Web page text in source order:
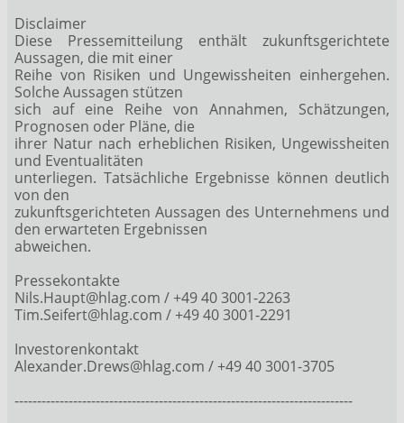
Disclaimer
Diese Pressemitteilung enthält zukunftsgerichtete
Aussagen, die mit einer
Reihe von Risiken und Ungewissheiten einhergehen.
Solche Aussagen stützen
sich auf eine Reihe von Annahmen, Schätzungen,
Prognosen oder Pläne, die
ihrer Natur nach erheblichen Risiken, Ungewissheiten
und Eventualitäten
unterliegen. Tatsächliche Ergebnisse können deutlich
von den
zukunftsgerichteten Aussagen des Unternehmens und
den erwarteten Ergebnissen
abweichen.
Pressekontakte
Nils.Haupt@hlag.com / +49 40 3001-2263
Tim.Seifert@hlag.com / +49 40 3001-2291
Investorenkontakt
Alexander.Drews@hlag.com / +49 40 3001-3705
---------------------------------------------------------------------------